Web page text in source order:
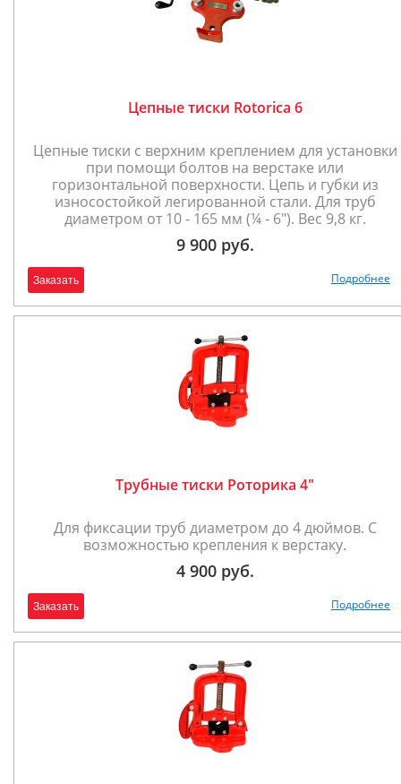
Цепные тиски Rotorica 6
Цепные тиски с верхним креплением для установки
при помощи болтов на верстаке или
горизонтальной поверхности. Цепь и губки из
износостойкой легированной стали. Для труб
диаметром от 10 - 165 мм (¼ - 6"). Вес 9,8 кг.
9 900 руб.
Заказать Подробнее
Трубные тиски Роторика 4"
Для фиксации труб диаметром до 4 дюймов. С
возможностью крепления к верстаку.
4 900 руб.
Заказать Подробнее